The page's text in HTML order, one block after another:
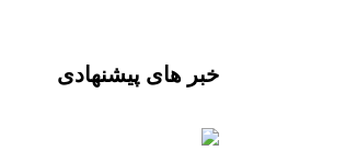
خبر های پیشنهادی